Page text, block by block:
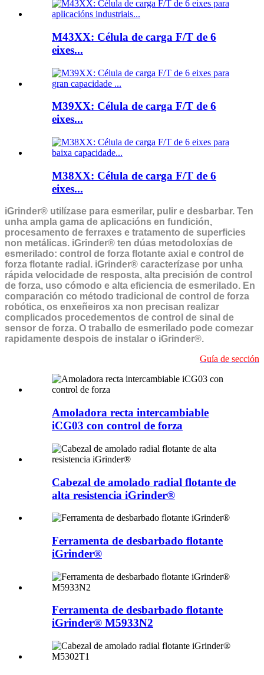
M43XX: Célula de carga F/T de 6
eixes...
M39XX: Célula de carga F/T de 6
eixes...
M38XX: Célula de carga F/T de 6
eixes...
iGrinder® utilízase para esmerilar, pulir e desbarbar. Ten
unha ampla gama de aplicacións en fundición,
procesamento de ferraxes e tratamento de superficies
non metálicas. iGrinder® ten dúas metodoloxías de
esmerilado: control de forza flotante axial e control de
forza flotante radial. iGrinder® caracterízase por unha
rápida velocidade de resposta, alta precisión de control
de forza, uso cómodo e alta eficiencia de esmerilado. En
comparación co método tradicional de control de forza
robótica, os enxeñeiros xa non precisan realizar
complicados procedementos de control de sinal de
sensor de forza. O traballo de esmerilado pode comezar
rapidamente despois de instalar o iGrinder®.
Guía de sección
Amoladora recta intercambiable
iCG03 con control de forza
Cabezal de amolado radial flotante de
alta resistencia iGrinder®
Ferramenta de desbarbado flotante
iGrinder®
Ferramenta de desbarbado flotante
iGrinder® M5933N2